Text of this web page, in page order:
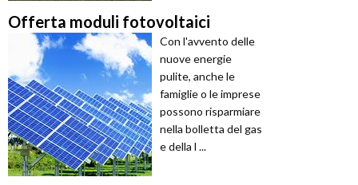
Offerta moduli fotovoltaici
Con l'avvento delle
nuove energie
pulite, anche le
famiglie o le imprese
possono risparmiare
nella bolletta del gas
e della l ...